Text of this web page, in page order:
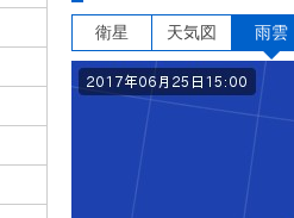
衛星 天気図 雨雲